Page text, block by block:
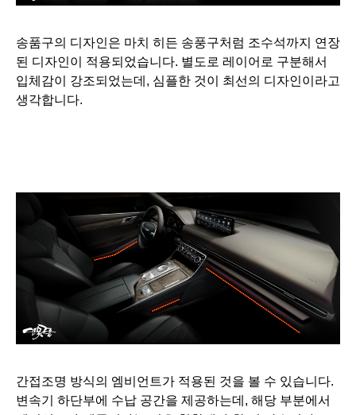
송품구의 디자인은 마치 히든 송풍구처럼 조수석까지 연장
된 디자인이 적용되었습니다. 별도로 레이어로 구분해서
입체감이 강조되었는데, 심플한 것이 최선의 디자인이라고
생각합니다.
간접조명 방식의 엠비언트가 적용된 것을 볼 수 있습니다.
변속기 하단부에 수납 공간을 제공하는데, 해당 부분에서